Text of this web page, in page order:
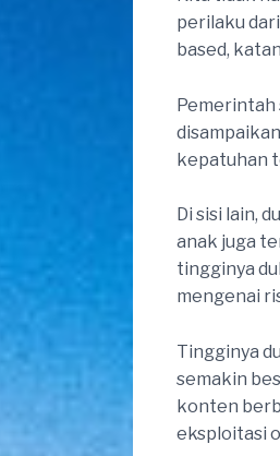
perilaku
based,
Pemerintah
kepatuhan
Di sisi lain,
anak juga
tingginya
mengenai
Tingginya
semakin
konten
eksploitasi